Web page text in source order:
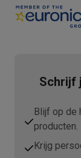
Schrijf
Blijf op de
producten.
Krijg